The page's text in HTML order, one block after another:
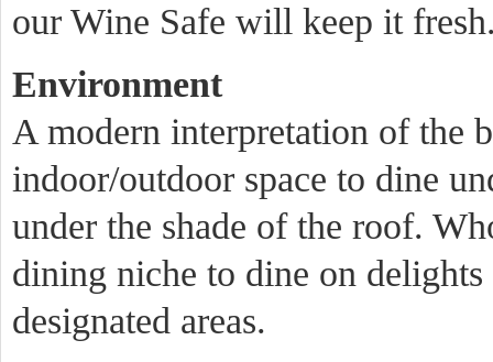
our Wine Safe will keep it
Environment
A modern interpretation of the
indoor/outdoor space to dine
under the shade of the roof.
dining niche to dine on
designated areas.